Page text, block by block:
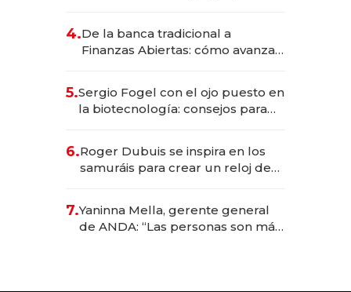
4.De la banca tradicional a
Finanzas Abiertas: cómo avanza
5.Sergio Fogel con el ojo puesto en
la biotecnología: consejos para
6.Roger Dubuis se inspira en los
samuráis para crear un reloj de
7.Yaninna Mella, gerente general
de ANDA: “Las personas son más